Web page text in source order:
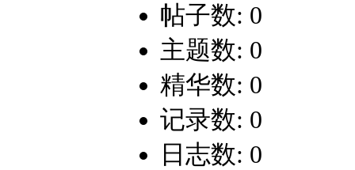
帖子数: 0
主题数: 0
精华数: 0
记录数: 0
日志数: 0